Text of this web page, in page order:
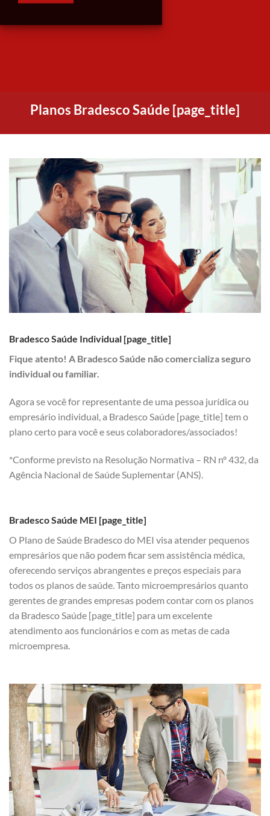
Planos Bradesco Saúde [page_title]
Bradesco Saúde Individual [page_title]
Fique atento! A Bradesco Saúde não comercializa seguro
individual ou familiar.
Agora se você for representante de uma pessoa jurídica ou
empresário individual, a Bradesco Saúde [page_title] tem o
plano certo para você e seus colaboradores/associados!
*Conforme previsto na Resolução Normativa – RN nº 432, da
Agência Nacional de Saúde Suplementar (ANS).
Bradesco Saúde MEI [page_title]
O Plano de Saúde Bradesco do MEI visa atender pequenos
empresários que não podem ficar sem assistência médica,
oferecendo serviços abrangentes e preços especiais para
todos os planos de saúde. Tanto microempresários quanto
gerentes de grandes empresas podem contar com os planos
da Bradesco Saúde [page_title] para um excelente
atendimento aos funcionários e com as metas de cada
microempresa.